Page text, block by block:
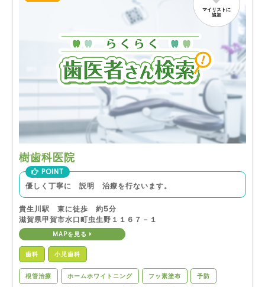
樹歯科医院
マイリストに
追加
POINT
優しく丁寧に 説明 治療を行ないます。
貴生川駅 東に徒歩 約5分
滋賀県甲賀市水口町虫生野１１６７－１
MAPを見る
歯科 小児歯科
根管治療 ホームホワイトニング フッ素塗布 予防